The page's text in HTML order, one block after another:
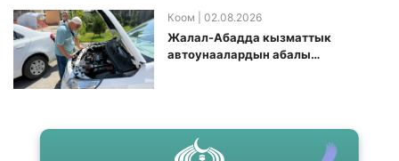
Коом | 02.08.2026
Жалал-Абадда кызматтык
автоунаалардын абалы